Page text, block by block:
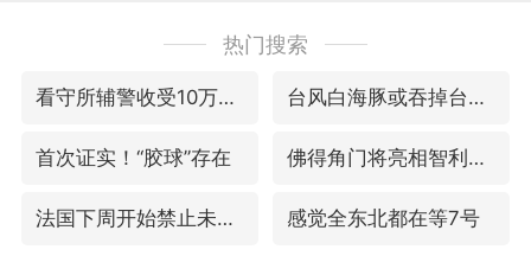
热门搜索
看守所辅警收受10万获刑1年 台风白海豚或吞掉台风鲸鱼
首次证实！“胶球”存在 佛得角门将亮相智利俱乐部主场
法国下周开始禁止未经同意的电话营销 感觉全东北都在等7号